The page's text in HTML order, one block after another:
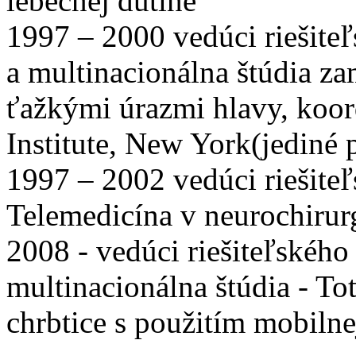
1997 – 2000 vedúci
a multinacionálna štúdia
ťažkými úrazmi hlavy,
Institute, New York(jediné
1997 – 2002 vedúci
Telemedicína v
2008 - vedúci
multinacionálna štúdia -
chrbtice s použitím